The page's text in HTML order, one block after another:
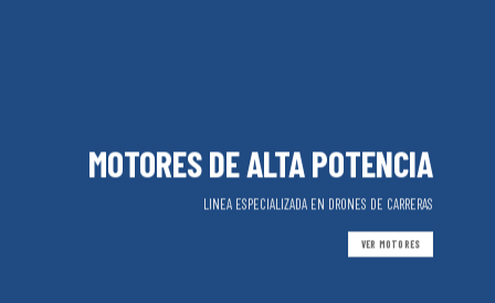
MOTORES DE ALTA POTENCIA
LINEA ESPECIALIZADA EN DRONES DE CARRERAS
VER MOTORES